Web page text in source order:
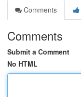
Comments
Comments
Submit a Comment
No HTML